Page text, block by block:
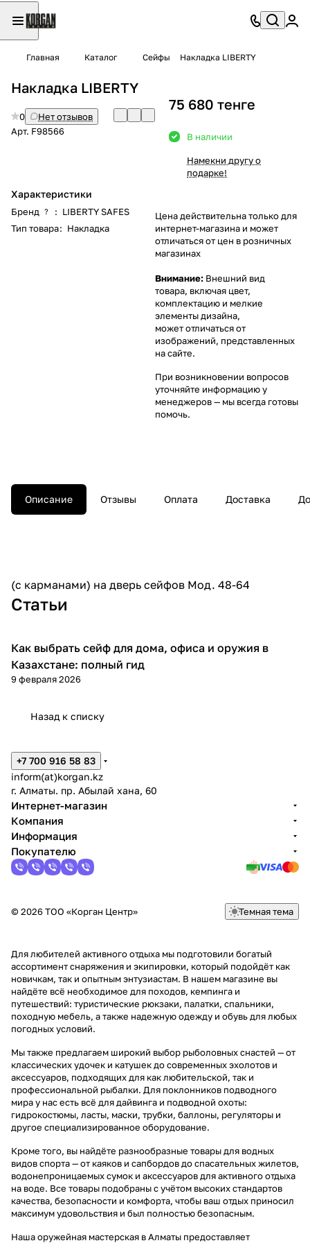
Главная Каталог Сейфы Накладка LIBERTY
Накладка LIBERTY
0
Нет отзывов
Арт. F98566
Характеристики
Бренд ? : LIBERTY SAFES
Тип товара: Накладка
75 680 тенге
В наличии
Намекни другу о
подарке!
Цена действительна только для
интернет-магазина и может
отличаться от цен в розничных
магазинах
Внимание: Внешний вид
товара, включая цвет,
комплектацию и мелкие
элементы дизайна,
может отличаться от
изображений, представленных
на сайте.
При возникновении вопросов
уточняйте информацию у
менеджеров— мы всегда готовы
помочь.
Описание Отзывы Оплата Доставка
(с карманами) на дверь сейфов Мод. 48-64
Статьи
Советы покупателям
Как выбрать сейф для дома, офиса и оружия в
Казахстане: полный гид
9 февраля 2026
Назад к списку
+7 700 916 58 83
inform(at)korgan.kz
г. Алматы. пр. Абылай хана, 60
Интернет-магазин
Компания
Информация
Покупателю
© 2026 ТОО «Корган Центр» Темная тема
Для любителей активного отдыха мы подготовили богатый
ассортимент снаряжения и экипировки, который подойдёт как
новичкам, так и опытным энтузиастам. В нашем магазине вы
найдёте всё необходимое для походов, кемпинга и
путешествий: туристические рюкзаки, палатки, спальники,
походную мебель, а также надежную одежду и обувь для любых
погодных условий.
Мы также предлагаем широкий выбор рыболовных снастей — от
классических удочек и катушек до современных эхолотов и
аксессуаров, подходящих для как любительской, так и
профессиональной рыбалки. Для поклонников подводного
мира у нас есть всё для дайвинга и подводной охоты:
гидрокостюмы, ласты, маски, трубки, баллоны, регуляторы и
другое специализированное оборудование.
Кроме того, вы найдёте разнообразные товары для водных
видов спорта — от каяков и сапбордов до спасательных жилетов,
водонепроницаемых сумок и аксессуаров для активного отдыха
на воде. Все товары подобраны с учётом высоких стандартов
качества, безопасности и комфорта, чтобы ваш отдых приносил
максимум удовольствия и был полностью безопасным.
Наша оружейная мастерская в Алматы предоставляет